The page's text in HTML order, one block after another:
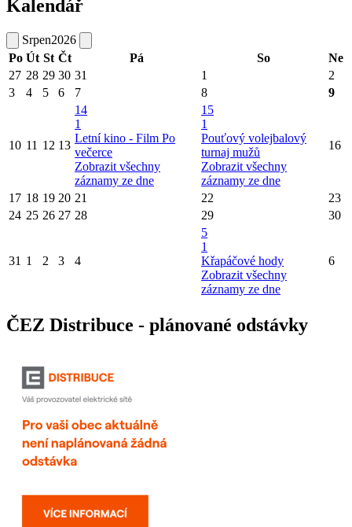
Kalendář
Srpen2026
Po Út St Čt Pá So
Ne
27 28 29 30 31 1
2
3
4 5 6 7 8 9
10 11 12 13
14
1
Letní kino - Film Po
večerce
Zobrazit všechny
záznamy ze dne
15
1
Pouťový volejbalový
turnaj mužů
Zobrazit všechny
záznamy ze dne
16
17 18 19 20 21 22
23
24 25 26 27 28 29 30
31 1 2 3 4
5
1
Křapáčové hody
Zobrazit všechny
záznamy ze dne
6
ČEZ Distribuce - plánované odstávky